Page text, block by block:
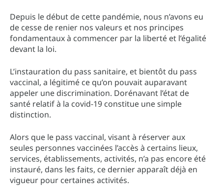
Depuis le début de cette pandémie, nous n’avons eu
de cesse de renier nos valeurs et nos principes
fondamentaux à commencer par la liberté et l’égalité
devant la loi.
L’instauration du pass sanitaire, et bientôt du pass
vaccinal, a légitimé ce qu’on pouvait auparavant
appeler une discrimination. Dorénavant l’état de
santé relatif à la covid-19 constitue une simple
distinction.
Alors que le pass vaccinal, visant à réserver aux
seules personnes vaccinées l’accès à certains lieux,
services, établissements, activités, n’a pas encore été
instauré, dans les faits, ce dernier apparaît déjà en
vigueur pour certaines activités.